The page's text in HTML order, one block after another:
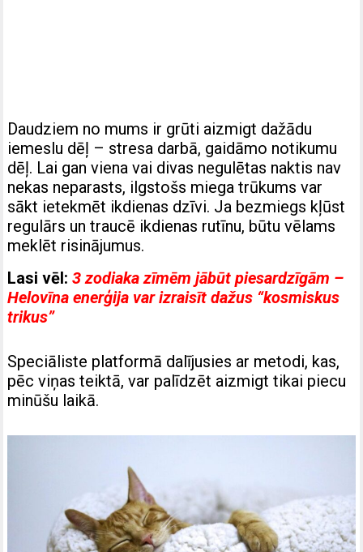
Daudziem no mums ir grūti aizmigt dažādu
iemeslu dēļ – stresa darbā, gaidāmo notikumu
dēļ. Lai gan viena vai divas negulētas naktis nav
nekas neparasts, ilgstošs miega trūkums var
sākt ietekmēt ikdienas dzīvi. Ja bezmiegs kļūst
regulārs un traucē ikdienas rutīnu, būtu vēlams
meklēt risinājumus.
Lasi vēl:3 zodiaka zīmēm jābūt piesardzīgām –
Helovīna enerģija var izraisīt dažus “kosmiskus
trikus”
Speciāliste platformā dalījusies ar metodi, kas,
pēc viņas teiktā, var palīdzēt aizmigt tikai piecu
minūšu laikā.